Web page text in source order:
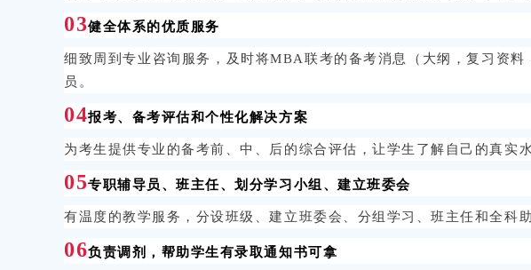
03健全体系的优质服务
细致周到专业咨询服务，及时将MBA联考的备考消息（大纲，复习资
员。
04报考、备考评估和个性化解决方案
为考生提供专业的备考前、中、后的综合评估，让学生了解自己的真实
05专职辅导员、班主任、划分学习小组、建立班委会
有温度的教学服务，分设班级、建立班委会、分组学习、班主任和全科
06负责调剂，帮助学生有录取通知书可拿